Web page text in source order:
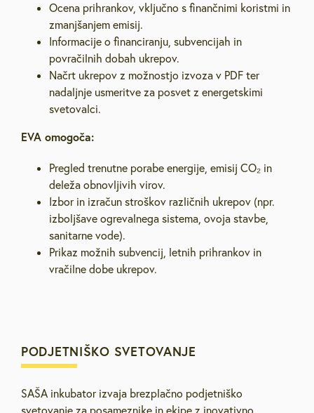
Ocena prihrankov, vključno s finančnimi koristmi in
zmanjšanjem emisij.
Informacije o financiranju, subvencijah in
povračilnih dobah ukrepov.
Načrt ukrepov z možnostjo izvoza v PDF ter
nadaljnje usmeritve za posvet z energetskimi
svetovalci.
EVA omogoča:
Pregled trenutne porabe energije, emisij CO₂ in
deleža obnovljivih virov.
Izbor in izračun stroškov različnih ukrepov (npr.
izboljšave ogrevalnega sistema, ovoja stavbe,
sanitarne vode).
Prikaz možnih subvencij, letnih prihrankov in
vračilne dobe ukrepov.
PODJETNIŠKO SVETOVANJE
SAŠA inkubator izvaja brezplačno podjetniško